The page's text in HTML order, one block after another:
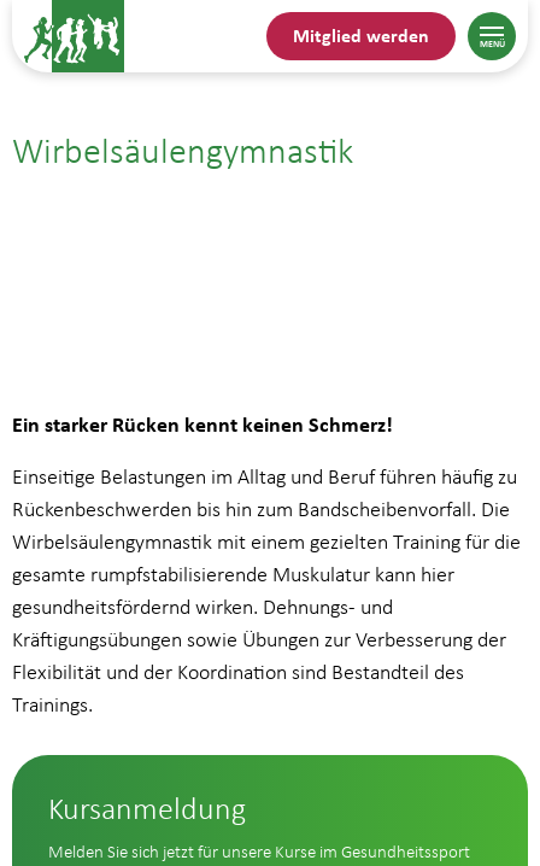
Mitglied werden
Wirbelsäulengymnastik
Ein starker Rücken kennt keinen Schmerz!
Einseitige Belastungen im Alltag und Beruf führen häufig zu
Rückenbeschwerden bis hin zum Bandscheibenvorfall. Die
Wirbelsäulengymnastik mit einem gezielten Training für die
gesamte rumpfstabilisierende Muskulatur kann hier
gesundheitsfördernd wirken. Dehnungs- und
Kräftigungsübungen sowie Übungen zur Verbesserung der
Flexibilität und der Koordination sind Bestandteil des
Trainings.
Kursanmeldung
Melden Sie sich jetzt für unsere Kurse im Gesundheitssport